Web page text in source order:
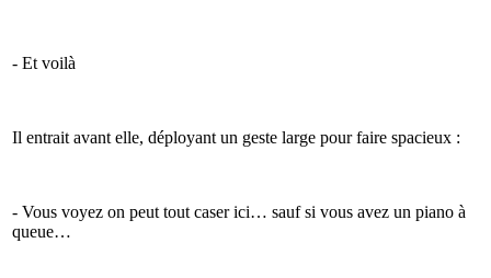
- Et voilà
Il entrait avant elle, déployant un geste large pour faire spacieux :
- Vous voyez on peut tout caser ici… sauf si vous avez un piano à
queue…